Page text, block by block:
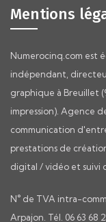
Mentions
Numerocinq.com est
indépendant,
graphique à Breuillet
impression). Agence
communication
prestations de
digital / vidéo et suivi
N° de TVA intra-
Arpajon. Tél. 06 63 68